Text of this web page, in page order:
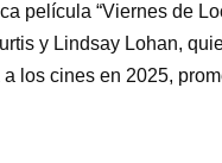
película “Viernes de
y Lindsay Lohan,
los cines en 2025,